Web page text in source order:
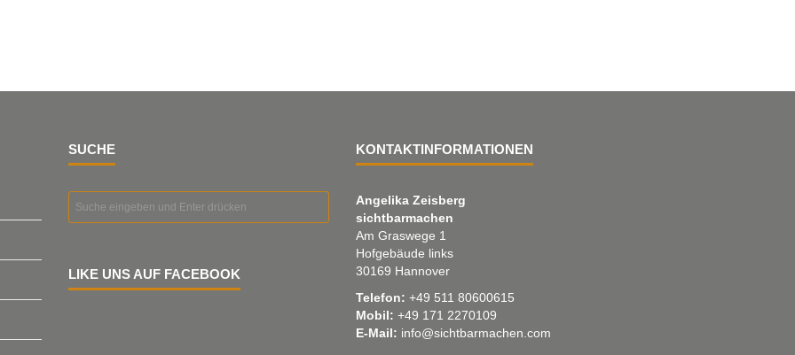
SUCHE
LIKE UNS AUF FACEBOOK
KONTAKTINFORMATIONEN
Angelika Zeisberg
sichtbarmachen
Am Graswege 1
Hofgebäude links
30169 Hannover
Telefon: +49 511 80600615
Mobil: +49 171 2270109
E-Mail: info@sichtbarmachen.com